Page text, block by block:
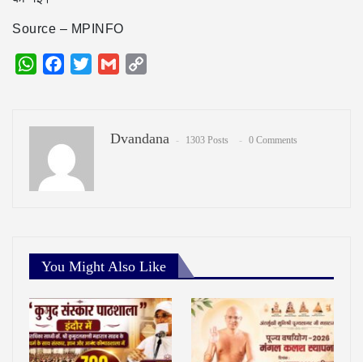
Source – MPINFO
WhatsAppFacebook
Twitter Gmail
Dvandana 1303 Posts 0 Comments
You Might Also Like